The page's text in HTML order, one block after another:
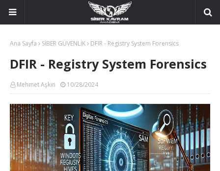
Ana Sayfa SİBER GÜVENLİK DFIR - Registry System Forensics
DFIR - Registry System Forensics
Mehmet Aşkın 10/28/2024